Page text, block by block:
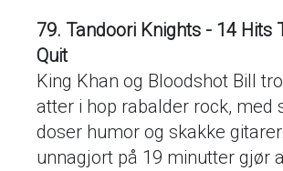
79. Tandoori Knights - 14 Hits
Quit
King Khan og Bloodshot Bill
atter i hop rabalder rock, med
doser humor og skakke
unnagjort på 19 minutter gjør